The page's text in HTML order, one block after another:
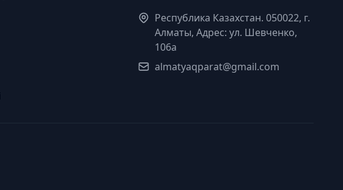
Республика Казахстан. 050022, г.
Алматы, Адрес: ул. Шевченко,
106а
almatyaqparat@gmail.com